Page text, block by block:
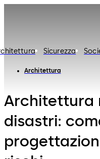
Sicurezza
Architettura
Architettura
disastri: